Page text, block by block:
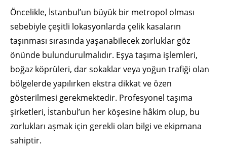
Öncelikle, İstanbul’un büyük bir metropol olması
sebebiyle çeşitli lokasyonlarda çelik kasaların
taşınması sırasında yaşanabilecek zorluklar göz
önünde bulundurulmalıdır. Eşya taşıma işlemleri,
boğaz köprüleri, dar sokaklar veya yoğun trafiği olan
bölgelerde yapılırken ekstra dikkat ve özen
gösterilmesi gerekmektedir. Profesyonel taşıma
şirketleri, İstanbul’un her köşesine hâkim olup, bu
zorlukları aşmak için gerekli olan bilgi ve ekipmana
sahiptir.